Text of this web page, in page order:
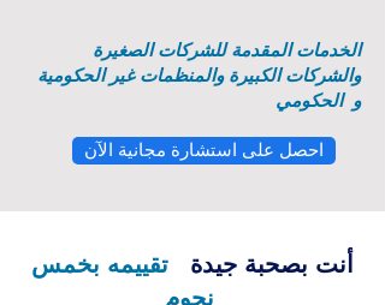
الخدمات المقدمة للشركات الصغيرة
والشركات الكبيرة والمنظمات غير الحكومية
و الحكومي
احصل على استشارة مجانية الآن
أنت بصحبة جيدة
تقييمه بخمس
نجوم